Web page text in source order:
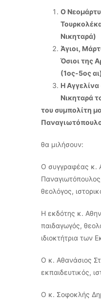
Ο
Νικηταρά)
Άγιοι,
Όσιοι της
(1ος-5ος
Η Αγγελίνα
Νικηταρά
του συμπολίτη
θα μιλήσουν:
Ο συγγραφέας κ.
θεολόγος,
Η εκδότης κ.
παιδαγωγός,
ιδιοκτήτρια των
Ο κ. Αθανάσιος
εκπαιδευτικός,
Ο κ. Σοφοκλής